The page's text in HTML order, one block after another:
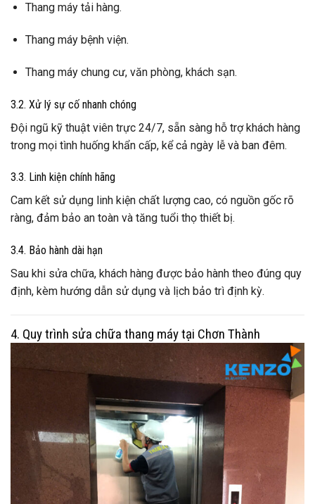
Thang máy tải hàng.
Thang máy bệnh viện.
Thang máy chung cư, văn phòng, khách sạn.
3.2. Xử lý sự cố nhanh chóng
Đội ngũ kỹ thuật viên trực 24/7, sẵn sàng hỗ trợ khách hàng
trong mọi tình huống khẩn cấp, kể cả ngày lễ và ban đêm.
3.3. Linh kiện chính hãng
Cam kết sử dụng linh kiện chất lượng cao, có nguồn gốc rõ
ràng, đảm bảo an toàn và tăng tuổi thọ thiết bị.
3.4. Bảo hành dài hạn
Sau khi sửa chữa, khách hàng được bảo hành theo đúng quy
định, kèm hướng dẫn sử dụng và lịch bảo trì định kỳ.
4. Quy trình sửa chữa thang máy tại Chơn Thành